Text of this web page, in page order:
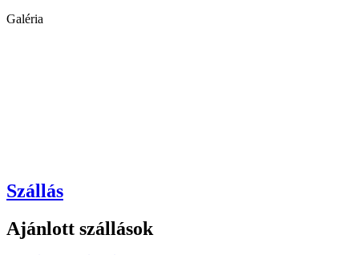
Galéria
Szállás
Ajánlott szállások